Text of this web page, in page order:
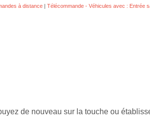
à distance | Télécommande - Véhicules avec : Entrée
de nouveau sur la touche ou